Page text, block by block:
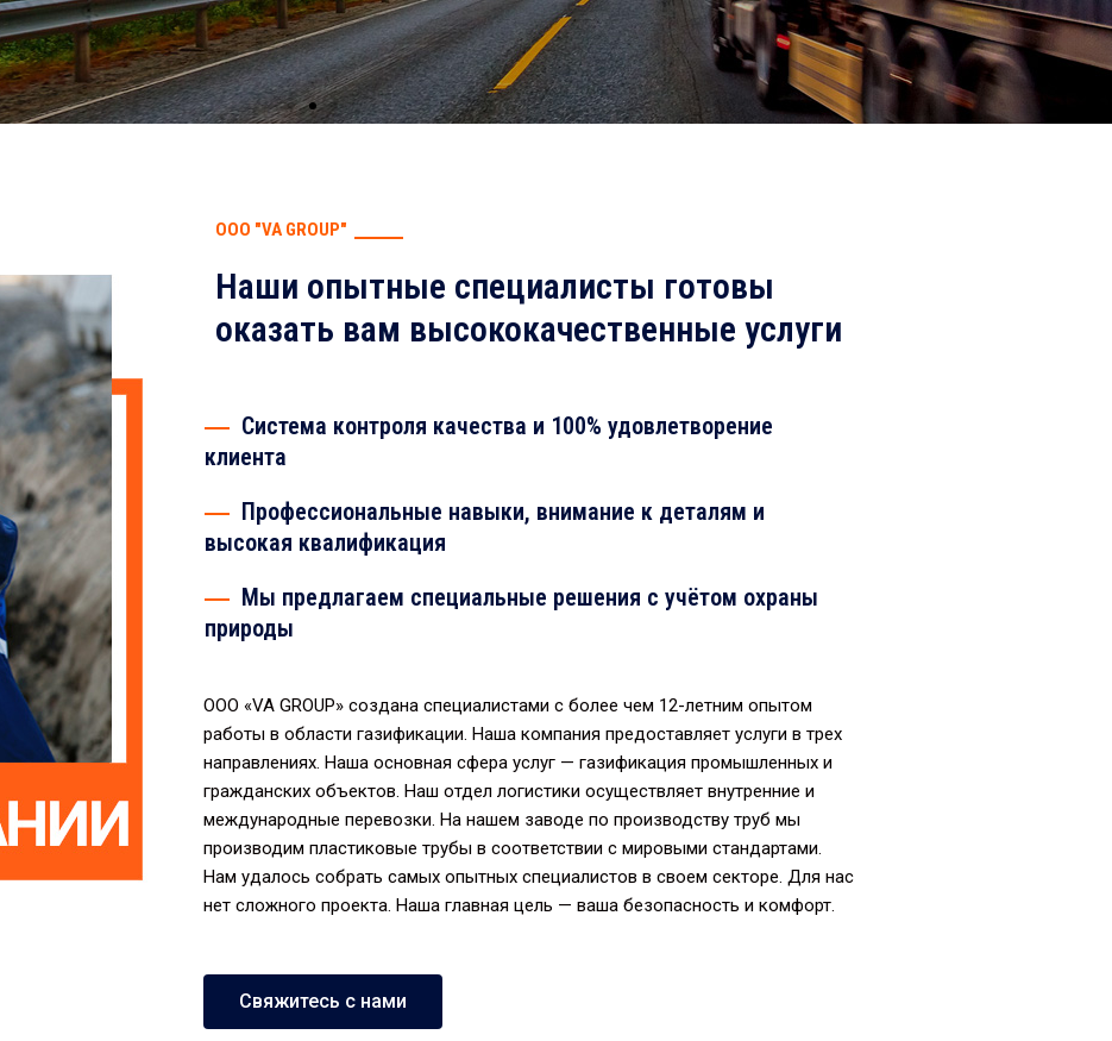
ООО "VA GROUP"
Наши опытные специалисты готовы
оказать вам высококачественные услуги
Система контроля качества и 100% удовлетворение
клиента
Профессиональные навыки, внимание к деталям и
высокая квалификация
Мы предлагаем специальные решения с учётом охраны
природы
ООО «VA GROUP» создана специалистами с более чем 12-летним опытом
работы в области газификации. Наша компания предоставляет услуги в трех
направлениях. Наша основная сфера услуг — газификация промышленных и
гражданских объектов. Наш отдел логистики осуществляет внутренние и
международные перевозки. На нашем заводе по производству труб мы
производим пластиковые трубы в соответствии с мировыми стандартами.
Нам удалось собрать самых опытных специалистов в своем секторе. Для нас
нет сложного проекта. Наша главная цель — ваша безопасность и комфорт.
Свяжитесь с нами